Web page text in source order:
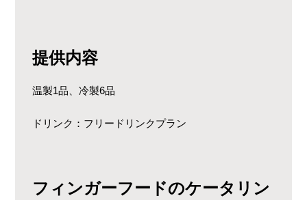
提供内容
温製1品、冷製6品
ドリンク：フリードリンクプラン
フィンガーフードのケータリン